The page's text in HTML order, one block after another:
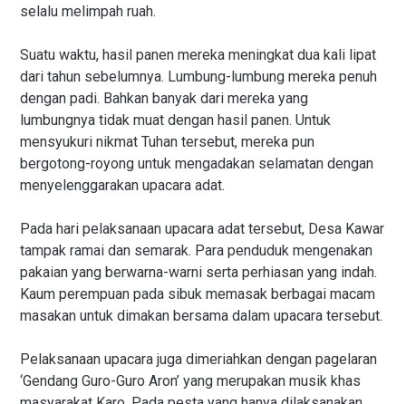
selalu melimpah ruah.
Suatu waktu, hasil panen mereka meningkat dua kali lipat
dari tahun sebelumnya. Lumbung-lumbung mereka penuh
dengan padi. Bahkan banyak dari mereka yang
lumbungnya tidak muat dengan hasil panen. Untuk
mensyukuri nikmat Tuhan tersebut, mereka pun
bergotong-royong untuk mengadakan selamatan dengan
menyelenggarakan upacara adat.
Pada hari pelaksanaan upacara adat tersebut, Desa Kawar
tampak ramai dan semarak. Para penduduk mengenakan
pakaian yang berwarna-warni serta perhiasan yang indah.
Kaum perempuan pada sibuk memasak berbagai macam
masakan untuk dimakan bersama dalam upacara tersebut.
Pelaksanaan upacara juga dimeriahkan dengan pagelaran
‘Gendang Guro-Guro Aron’ yang merupakan musik khas